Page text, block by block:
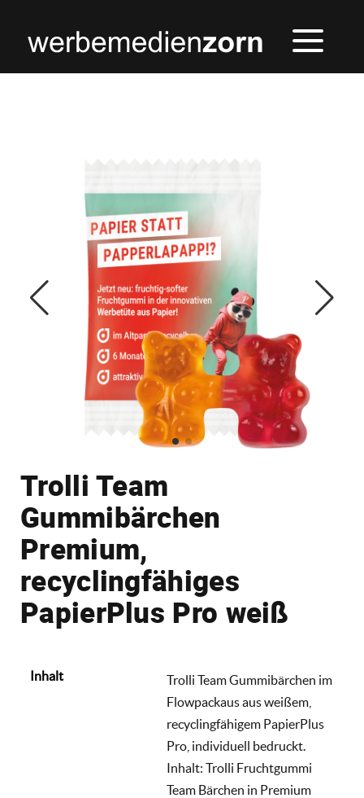
Trolli Team
Gummibärchen
Premium,
recyclingfähiges
PapierPlus Pro weiß
Inhalt
Trolli Team Gummibärchen im
Flowpackaus aus weißem,
recyclingfähigem PapierPlus
Pro, individuell bedruckt.
Inhalt: Trolli Fruchtgummi
Team Bärchen in Premium